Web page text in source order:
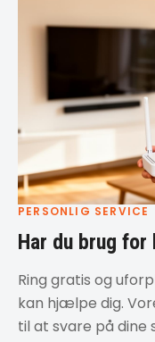
PERSONLIG SERVICE
Har du brug
Ring gratis og
kan hjælpe dig.
til at svare på dine